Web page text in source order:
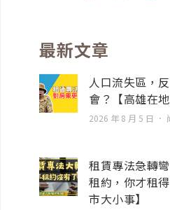
b
o
o
k
e
a
m
最新文章
人口流失區，
會？【高雄在地
2026 年 8 月 5 日
租賃專法急轉
租約，你才租
市大小事】